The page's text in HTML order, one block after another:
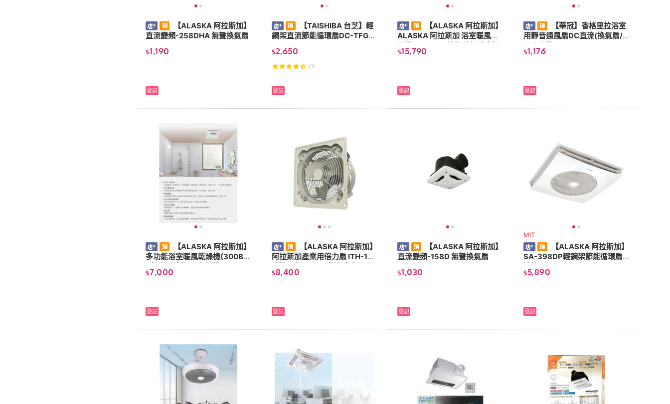
【ALASKA 阿拉斯加】
直流變頻-258DHA 無聲換氣扇
$1,190
登記
【TAISHIBA 台芝】輕
鋼架直流節能循環扇DC-TFG18
$2,650
(1)
登記
【ALASKA 阿拉斯加】
ALASKA 阿拉斯加 浴室暖風乾
燥機 968SRN(遠紅外線碳素燈
管)遙控110V/220V
$15,790
登記
【華冠】香格里拉浴室
用靜音通風扇DC直流(換氣扇/
不含安裝)MIT
$1,176
登記
【ALASKA 阿拉斯加】
多功能浴室暖風乾燥機(300BR
P標準型遙控 不含安裝) 110V/2
20V
$7,000
登記
【ALASKA 阿拉斯加】
阿拉斯加產業用倍力扇 ITH-14
(排氣型220v)工業用壁式風扇
$8,400
登記
【ALASKA 阿拉斯加】
直流變頻-158D 無聲換氣扇
$1,030
登記
MIT
【ALASKA 阿拉斯加】
SA-398DP輕鋼架節能循環扇-
遙控
$5,890
登記